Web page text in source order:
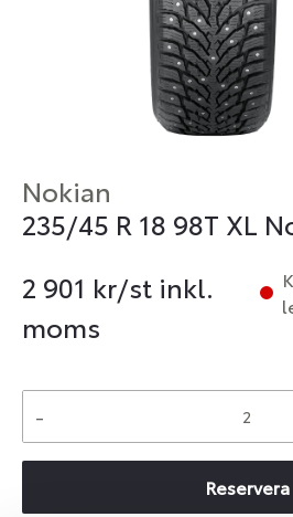
Nokian
235/45 R 18 98T XL
2 901 kr/st inkl.
moms
-
Reservera